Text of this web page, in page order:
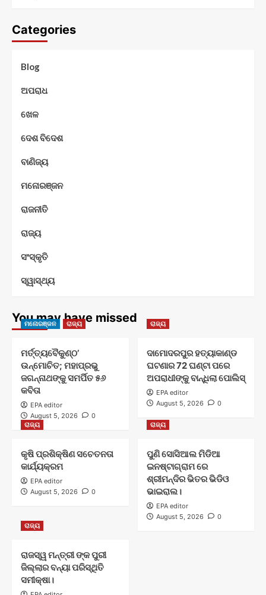
Categories
Blog
ଅପରାଧ
ଖେଳ
ଦେଶ ବିଦେଶ
ବାଣିଜ୍ୟ
ମନୋରଞ୍ଜନ
ରାଜନୀତି
ରାଜ୍ୟ
ସଂସ୍କୃତି
ସ୍ୱାସ୍ଥ୍ୟ
You may have missed
ମନୋରଞ୍ଜନ ରାଜ୍ୟ
ମର୍ତ୍ତ୍ୟବୈକୁଣ୍ଠ’
ଉନ୍ମୋଚିତ; ମହାପ୍ରଭୁ
ଜଗନ୍ନାଥଙ୍କୁ ସମର୍ପିତ ୫୬
କବିତା
EPA editor
August 5, 2026
0
ରାଜ୍ୟ
ଦାମୋଦରପୁର ହତ୍ୟାକାଣ୍ଡ
ଘଟଣାର 72 ଘଣ୍ଟା ପରେ
ଅପରାଧୀଙ୍କୁ ବାନ୍ଧିଲା ପୋଲିସ୍
EPA editor
August 5, 2026
0
ରାଜ୍ୟ
କୃଷି ପ୍ରଶିକ୍ଷିଣ ସଚେତନତା
କାର୍ଯ୍ୟକ୍ରମ
EPA editor
August 5, 2026
0
ରାଜ୍ୟ
ପୁଣି ସୋସିଆଲ ମିଡିଆ
ଇନଷ୍ଟାଗ୍ରାମ ରେ
ଶ୍ରୀମନ୍ଦିର ଭିତର ଭିଡିଓ
ଭାଇରାଲ।
EPA editor
August 5, 2026
0
ରାଜ୍ୟ
ରାଜସ୍ୱ ମନ୍ତ୍ରୀ ଙ୍କ ପୁରୀ
ଜିଲ୍ଲାର ବନ୍ୟା ପରିସ୍ଥିତି
ସମୀକ୍ଷା।